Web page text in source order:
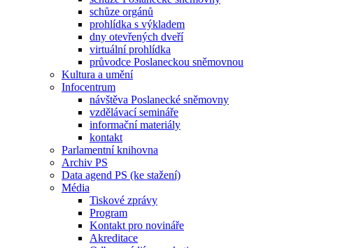
schůze orgánů
prohlídka s výkladem
dny otevřených dveří
virtuální prohlídka
průvodce Poslaneckou sněmovnou
Kultura a umění
Infocentrum
návštěva Poslanecké sněmovny
vzdělávací semináře
informační materiály
kontakt
Parlamentní knihovna
Archiv PS
Data agend PS (ke stažení)
Média
Tiskové zprávy
Program
Kontakt pro novináře
Akreditace